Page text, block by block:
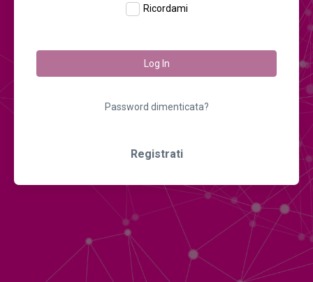
Ricordami
Log In
Password dimenticata?
Registrati